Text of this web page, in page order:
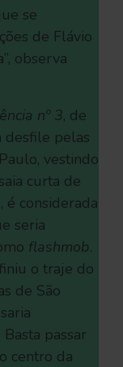
se
de Flávio
observa
nº 3, de
desfile pelas
vestindo
curta de
é considerada
seria
flashmob.
o traje do
de São
passar
centro da